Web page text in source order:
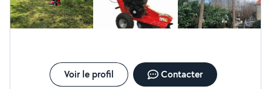
Voir le profil Contacter